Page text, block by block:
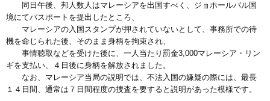
同日午後、邦人数人はマレーシアを出国すべく、ジョホールバル国
境にてパスポートを提出したところ、
マレーシアの入国スタンプが押されていないとして、事務所での待
機を命じられた後、そのまま身柄を拘束され、
事情聴取などを受けた後に、一人当たり罰金3,000マレーシア・リン
ギを支払い、４日後に身柄を解放されました。
なお、マレーシア当局の説明では、不法入国の嫌疑の際には、最長
１４日間、通常は７日間程度の捜査を要すると説明があった模様です。